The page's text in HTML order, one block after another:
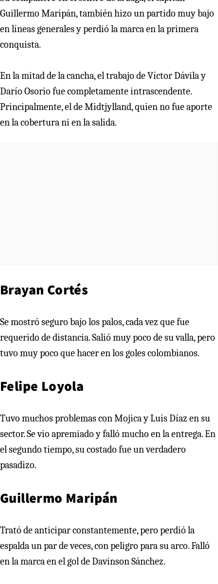
Guillermo Maripán, también hizo un partido muy bajo
en líneas generales y perdió la marca en la primera
conquista.
En la mitad de la cancha, el trabajo de Víctor Dávila y
Darío Osorio fue completamente intrascendente.
Principalmente, el de Midtjylland, quien no fue aporte
en la cobertura ni en la salida.
Brayan Cortés
Se mostró seguro bajo los palos, cada vez que fue
requerido de distancia. Salió muy poco de su valla, pero
tuvo muy poco que hacer en los goles colombianos.
Felipe Loyola
Tuvo muchos problemas con Mojica y Luis Díaz en su
sector. Se vio apremiado y falló mucho en la entrega. En
el segundo tiempo, su costado fue un verdadero
pasadizo.
Guillermo Maripán
Trató de anticipar constantemente, pero perdió la
espalda un par de veces, con peligro para su arco. Falló
en la marca en el gol de Davinson Sánchez.